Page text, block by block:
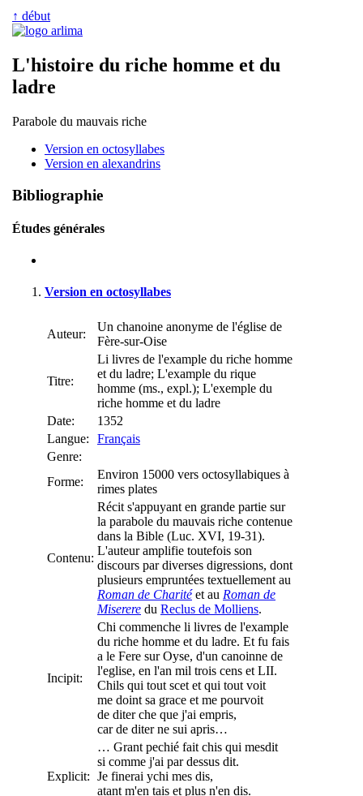
↑ début
L'histoire du riche homme et du
ladre
Parabole du mauvais riche
Version en octosyllabes
Version en alexandrins
Bibliographie
Études générales
Version en octosyllabes
Auteur:
Un chanoine anonyme de l'église de
Fère-sur-Oise
Titre:
Li livres de l'example du riche homme
et du ladre; L'example du rique
homme (ms., expl.); L'exemple du
riche homme et du ladre
Date:
1352
Langue:
Français
Genre:
Forme:
Environ 15000 vers octosyllabiques à
rimes plates
Contenu:
Récit s'appuyant en grande partie sur
la parabole du mauvais riche contenue
dans la Bible (Luc. XVI, 19-31).
L'auteur amplifie toutefois son
discours par diverses digressions, dont
plusieurs empruntées textuellement au
Roman de Charitéet au Roman de
Miserere du Reclus de Molliens.
Incipit:
Chi commenche li livres de l'example
du riche homme et du ladre. Et fu fais
a le Fere sur Oyse, d'un canoinne de
l'eglise, en l'an mil trois cens et LII.
Chils qui tout scet et qui tout voit
me doint sa grace et me pourvoit
de diter che que j'ai empris,
car de diter ne sui apris…
Explicit:
… Grant pechié fait chis qui mesdit
si comme j'ai par dessus dit.
Je finerai ychi mes dis,
atant m'en tais et plus n'en dis.